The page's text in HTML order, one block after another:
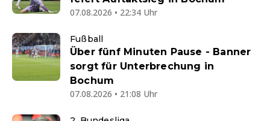
07.08.2026 • 22:34 Uhr
Fußball
Über fünf Minuten Pause - Banner
sorgt für Unterbrechung in
Bochum
07.08.2026 • 21:08 Uhr